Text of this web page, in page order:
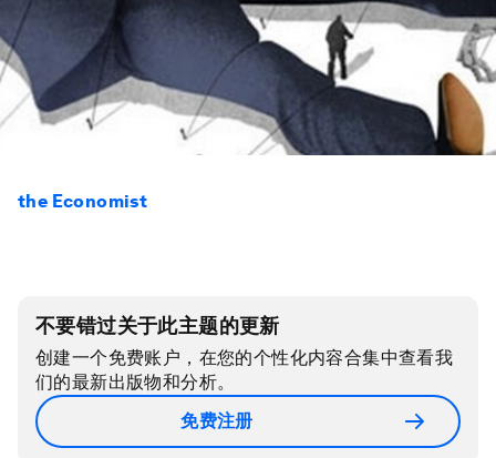
the Economist
不要错过关于此主题的更新
创建一个免费账户，在您的个性化内容合集中查看我
们的最新出版物和分析。
免费注册